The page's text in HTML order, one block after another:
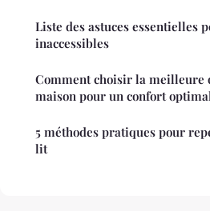
Liste des astuces essentielles
inaccessibles
Comment choisir la meilleure
maison pour un confort
5 méthodes pratiques pour
lit